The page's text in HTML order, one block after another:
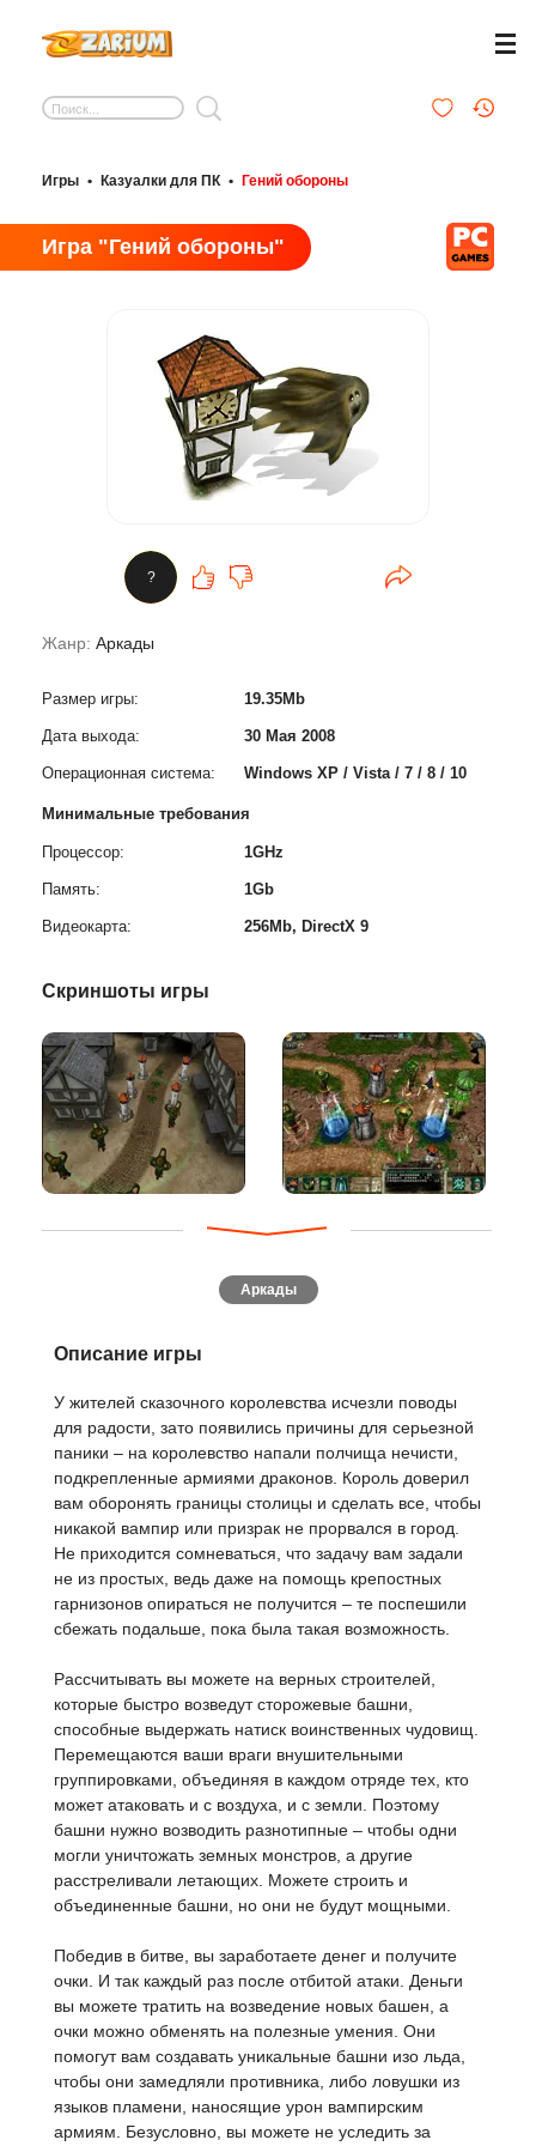
Игры • Казуалки для ПК • Гений обороны
Игра "Гений обороны"
Жанр: Аркады
Размер игры: 19.35Mb
Дата выхода: 30 Мая 2008
Операционная система: Windows XP / Vista / 7 / 8 / 10
Минимальные требования
Процессор: 1GHz
Память: 1Gb
Видеокарта: 256Mb, DirectX 9
?
Скриншоты игры
Аркады
Описание игры
У жителей сказочного королевства исчезли поводы
для радости, зато появились причины для серьезной
паники – на королевство напали полчища нечисти,
подкрепленные армиями драконов. Король доверил
вам оборонять границы столицы и сделать все, чтобы
никакой вампир или призрак не прорвался в город.
Не приходится сомневаться, что задачу вам задали
не из простых, ведь даже на помощь крепостных
гарнизонов опираться не получится – те поспешили
сбежать подальше, пока была такая возможность.
Рассчитывать вы можете на верных строителей,
которые быстро возведут сторожевые башни,
способные выдержать натиск воинственных чудовищ.
Перемещаются ваши враги внушительными
группировками, объединяя в каждом отряде тех, кто
может атаковать и с воздуха, и с земли. Поэтому
башни нужно возводить разнотипные – чтобы одни
могли уничтожать земных монстров, а другие
расстреливали летающих. Можете строить и
объединенные башни, но они не будут мощными.
Победив в битве, вы заработаете денег и получите
очки. И так каждый раз после отбитой атаки. Деньги
вы можете тратить на возведение новых башен, а
очки можно обменять на полезные умения. Они
помогут вам создавать уникальные башни изо льда,
чтобы они замедляли противника, либо ловушки из
языков пламени, наносящие урон вампирским
армиям. Безусловно, вы можете не уследить за